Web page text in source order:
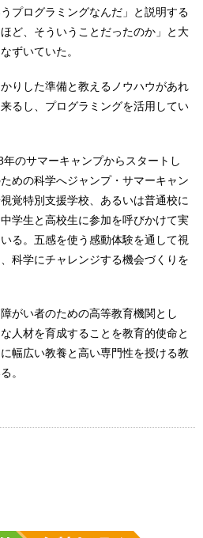
プログラミングなんだ」と説明する
ど、そういうことだったのか」と大
ずいていた。
りした準備と教えるノウハウがあれ
るし、プログラミングを活用してい
年のサマーキャンプからスタートし
めの科学へジャンプ・サマーキャン
覚特別支援学校、あるいは普通校に
学生と高校生に参加を呼びかけて実
る。五感を使う感動体験を通して視
科学にチャレンジする機会づくりを
がい者のための高等教育機関とし
人材を育成することを教育的使命と
幅広い教養と高い専門性を授ける教
。